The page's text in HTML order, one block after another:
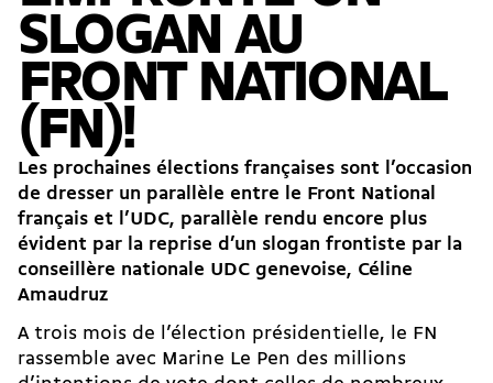
SLOGAN AU
FRONT NATIONAL
(FN)!
Les prochaines élections françaises sont l’occasion
de dresser un parallèle entre le Front National
français et l’UDC, parallèle rendu encore plus
évident par la reprise d’un slogan frontiste par la
conseillère nationale UDC genevoise, Céline
Amaudruz
A trois mois de l’élection présidentielle, le FN
rassemble avec Marine Le Pen des millions